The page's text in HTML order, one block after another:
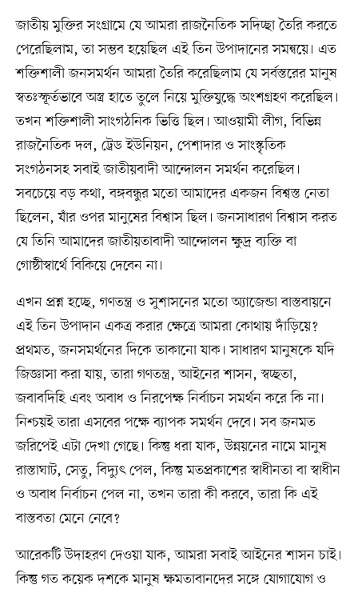
জাতীয় মুক্তির সংগ্রামে যে আমরা রাজনৈতিক সদিচ্ছা তৈরি করতে
পেরেছিলাম, তা সম্ভব হয়েছিল এই তিন উপাদানের সমন্বয়ে। এত
শক্তিশালী জনসমর্থন আমরা তৈরি করেছিলাম যে সর্বস্তরের মানুষ
স্বতঃস্ফূর্তভাবে অস্ত্র হাতে তুলে নিয়ে মুক্তিযুদ্ধে অংশগ্রহণ করেছিল।
তখন শক্তিশালী সাংগঠনিক ভিত্তি ছিল। আওয়ামী লীগ, বিভিন্ন
রাজনৈতিক দল, ট্রেড ইউনিয়ন, পেশাদার ও সাংস্কৃতিক
সংগঠনসহ সবাই জাতীয়বাদী আন্দোলন সমর্থন করেছিল।
সবচেয়ে বড় কথা, বঙ্গবন্ধুর মতো আমাদের একজন বিশ্বস্ত নেতা
ছিলেন, যাঁর ওপর মানুষের বিশ্বাস ছিল। জনসাধারণ বিশ্বাস করত
যে তিনি আমাদের জাতীয়তাবাদী আন্দোলন ক্ষুদ্র ব্যক্তি বা
গোষ্ঠীস্বার্থে বিকিয়ে দেবেন না।
এখন প্রশ্ন হচ্ছে, গণতন্ত্র ও সুশাসনের মতো অ্যাজেন্ডা বাস্তবায়নে
এই তিন উপাদান একত্র করার ক্ষেত্রে আমরা কোথায় দাঁড়িয়ে?
প্রথমত, জনসমর্থনের দিকে তাকানো যাক। সাধারণ মানুষকে যদি
জিজ্ঞাসা করা যায়, তারা গণতন্ত্র, আইনের শাসন, স্বচ্ছতা,
জবাবদিহি এবং অবাধ ও নিরপেক্ষ নির্বাচন সমর্থন করে কি না।
নিশ্চয়ই তারা এসবের পক্ষে ব্যাপক সমর্থন দেবে। সব জনমত
জরিপেই এটা দেখা গেছে। কিন্তু ধরা যাক, উন্নয়নের নামে মানুষ
রাস্তাঘাট, সেতু, বিদ্যুৎ পেল, কিন্তু মতপ্রকাশের স্বাধীনতা বা স্বাধীন
ও অবাধ নির্বাচন পেল না, তখন তারা কী করবে, তারা কি এই
বাস্তবতা মেনে নেবে?
আরেকটি উদাহরণ দেওয়া যাক, আমরা সবাই আইনের শাসন চাই।
কিন্তু গত কয়েক দশকে মানুষ ক্ষমতাবানদের সঙ্গে যোগাযোগ ও